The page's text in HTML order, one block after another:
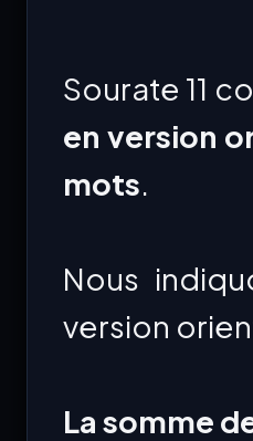
Sourate 11
en version
mots.
Nous
version
La somme